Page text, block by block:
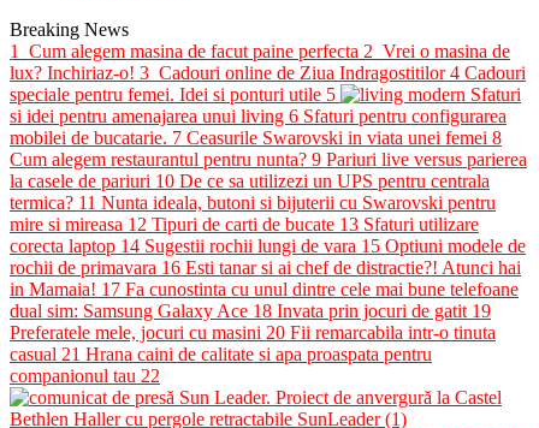
Breaking News
1
Cum alegem masina de facut paine perfecta 2 Vrei o masina de
lux? Inchiriaz-o! 3 Cadouri online de Ziua Indragostitilor4 Cadouri
speciale pentru femei. Idei si ponturi utile 5
Sfaturi
si idei pentru amenajarea unui living 6 Sfaturi pentru configurarea
mobilei de bucatarie. 7 Ceasurile Swarovski in viata unei femei 8
Cum alegem restaurantul pentru nunta? 9 Pariuri live versus parierea
la casele de pariuri 10 De ce sa utilizezi un UPS pentru centrala
termica? 11 Nunta ideala, butoni si bijuterii cu Swarovski pentru
mire si mireasa 12 Tipuri de carti de bucate 13 Sfaturi utilizare
corecta laptop 14 Sugestii rochii lungi de vara 15 Optiuni modele de
rochii de primavara 16 Esti tanar si ai chef de distractie?! Atunci hai
in Mamaia! 17 Fa cunostinta cu unul dintre cele mai bune telefoane
dual sim: Samsung Galaxy Ace 18 Invata prin jocuri de gatit 19
Preferatele mele, jocuri cu masini 20 Fii remarcabila intr-o tinuta
casual 21 Hrana caini de calitate si apa proaspata pentru
companionul tau 22